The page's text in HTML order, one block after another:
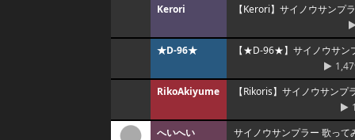
Kerori
【Kerori】サイノウサンプ
★D-96★
【★D-96★】サイノウサン
RikoAkiyume
【Rikoris】サイノウサン
へいへい
サイノウサンプラー 歌って